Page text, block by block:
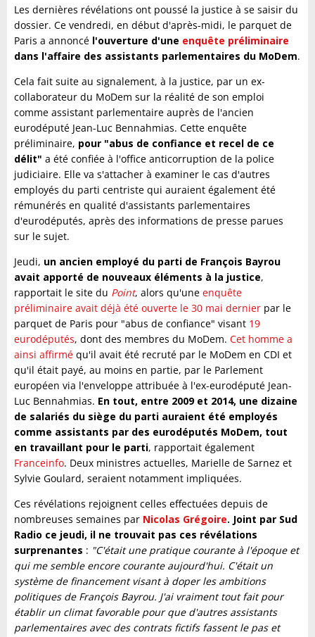
Les dernières révélations ont poussé la justice à se saisir du
dossier. Ce vendredi, en début d'après-midi, le parquet de
Paris a annoncé l'ouverture d'une enquête préliminaire
dans l'affaire des assistants parlementaires du MoDem.
Cela fait suite au signalement, à la justice, par un ex-
collaborateur du MoDem sur la réalité de son emploi
comme assistant parlementaire auprès de l'ancien
eurodéputé Jean-Luc Bennahmias. Cette enquête
préliminaire, pour "abus de confiance et recel de ce
délit" a été confiée à l'office anticorruption de la police
judiciaire. Elle va s'attacher à examiner le cas d'autres
employés du parti centriste qui auraient également été
rémunérés en qualité d'assistants parlementaires
d'eurodéputés, après des informations de presse parues
sur le sujet.
Jeudi, un ancien employé du parti de François Bayrou
avait apporté de nouveaux éléments à la justice,
rapportait le site du Point, alors qu'une enquête
préliminaire avait déjà été ouverte le 30 mai dernier par le
parquet de Paris pour "abus de confiance" visant 19
eurodéputés, dont des membres du MoDem. Cet homme a
ainsi affirmé qu'il avait été recruté par le MoDem en CDI et
qu'il était payé, au moins en partie, par le Parlement
européen via l'enveloppe attribuée à l'ex-eurodéputé Jean-
Luc Bennahmias. En tout, entre 2009 et 2014, une dizaine
de salariés du siège du parti auraient été employés
comme assistants par des eurodéputés MoDem, tout
en travaillant pour le parti, rapportait également
Franceinfo. Deux ministres actuelles, Marielle de Sarnez et
Sylvie Goulard, seraient notamment impliquées.
Ces révélations rejoignent celles effectuées depuis de
nombreuses semaines par Nicolas Grégoire. Joint par Sud
Radio ce jeudi, il ne trouvait pas ces révélations
surprenantes : "C'était une pratique courante à l'époque et
qui me semble encore courante aujourd'hui. C'était un
système de financement visant à doper les ambitions
politiques de François Bayrou. J'ai vraiment tout fait pour
établir un climat favorable pour que d'autres assistants
parlementaires avec des contrats fictifs fassent le pas et